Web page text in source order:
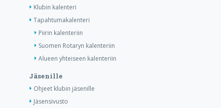
Klubin kalenteri
Tapahtumakalenteri
Piirin kalenteriin
Suomen Rotaryn kalenteriin
Alueen yhteiseen kalenteriin
Jäsenille
Ohjeet klubin jäsenille
Jäsensivusto